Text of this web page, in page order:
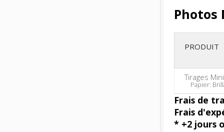
Photos
PRODUIT
Tirages
Papier:
Frais de
Frais
* +2 jours